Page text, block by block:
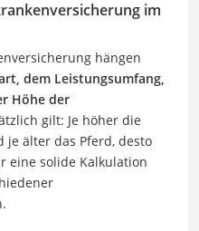
im
hängen
dem Leistungsumfang,
Höhe der
gilt: Je höher die
je älter das Pferd, desto
eine solide Kalkulation